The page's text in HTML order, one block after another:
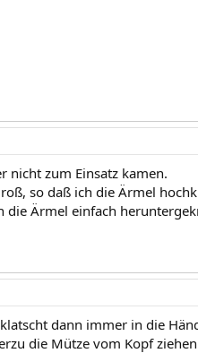
nicht zum Einsatz kamen.
so daß ich die Ärmel
die Ärmel einfach
dann immer in die
die Mütze vom Kopf